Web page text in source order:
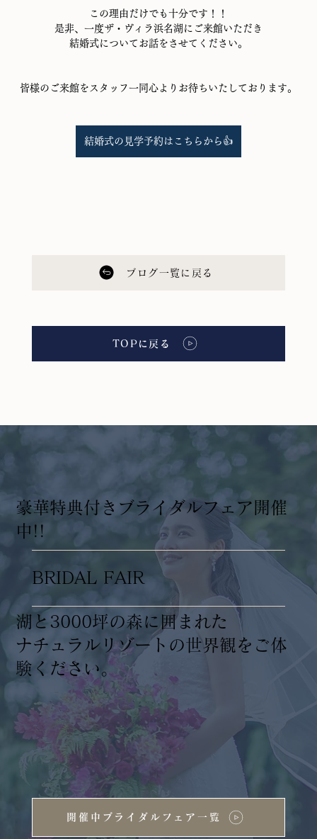
TOPに戻る
ブログ一覧に戻る
この理由だけでも十分です！！
是非、一度ザ・ヴィラ浜名湖にご来館いただき
結婚式についてお話をさせてください。
皆様のご来館をスタッフ一同心よりお待ちいたしております。
結婚式の見学予約はこちらから👍
​豪華特典付きブライダルフェア開催
中!!
BRIDAL FAIR
湖と3000坪の森に囲まれた
ナチュラルリゾートの世界観をご体
験ください。
開催中ブライダルフェア一覧